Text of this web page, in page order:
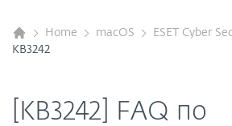
Home macOS
ESET Cyber
KB3242
[KB3242] FAQ по